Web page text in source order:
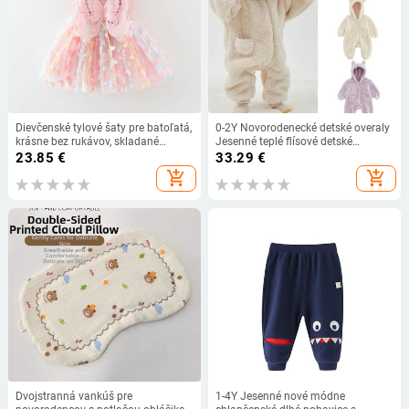
Dievčenské tylové šaty pre batoľatá,
krásne bez rukávov, skladané
jednofarebné letné šaty, párty tutu
šaty, detské princeznovské krstné
ružové oblečenie
23.85 €
add_shopping_cart
0-2Y Novorodenecké detské overaly
Jesenné teplé flísové detské
kostýmy pre chlapcov a dievčatá
Oblečenie so zvieratkami Overal pre
bábätká Overaly
33.29 €
add_shopping_cart
Dvojstranná vankúš pre
1-4Y Jesenné nové módne